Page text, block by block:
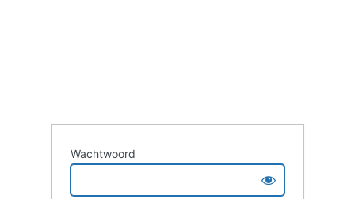
Wachtwoord